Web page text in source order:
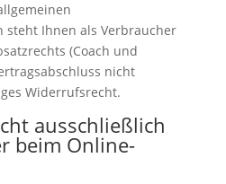
steht Ihnen als Verbraucher
(Coach und
nicht
Widerrufsrecht.
ausschließlich
beim Online-